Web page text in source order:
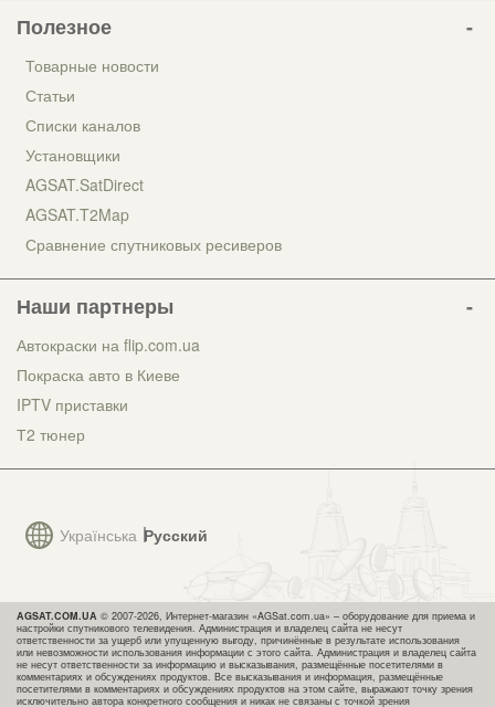
Українська Русский
Полезное
Товарные новости
Статьи
Списки каналов
Установщики
AGSAT.SatDirect
AGSAT.T2Map
Сравнение спутниковых ресиверов
Наши партнеры
Автокраски на flip.com.ua
Покраска авто в Киеве
IPTV приставки
Т2 тюнер
AGSAT.COM.UA © 2007-2026, Интернет-магазин «AGSat.com.ua» – оборудование для приема и
настройки спутникового телевидения. Администрация и владелец сайта не несут
ответственности за ущерб или упущенную выгоду, причинённые в результате использования
или невозможности использования информации с этого сайта. Администрация и владелец сайта
не несут ответственности за информацию и высказывания, размещённые посетителями в
комментариях и обсуждениях продуктов. Все высказывания и информация, размещённые
посетителями в комментариях и обсуждениях продуктов на этом сайте, выражают точку зрения
исключительно автора конкретного сообщения и никак не связаны с точкой зрения